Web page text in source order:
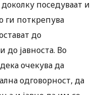
поседуваат и
ги поткрепува
до
јавноста. Во
очекува да
одговорност, да